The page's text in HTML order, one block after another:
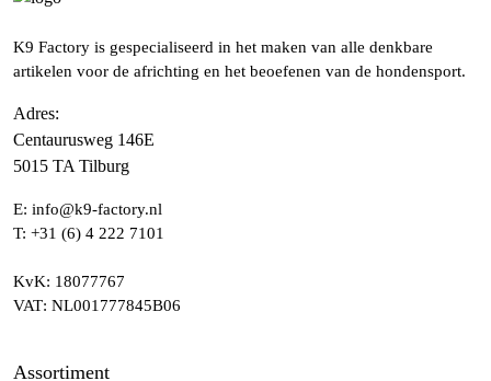
K9 Factory is gespecialiseerd in het maken van alle denkbare
artikelen voor de africhting en het beoefenen van de hondensport.
Adres:
Centaurusweg 146E
5015 TA Tilburg
E: info@k9-factory.nl
T: +31 (6) 4 222 7101
KvK: 18077767
VAT: NL001777845B06
Assortiment